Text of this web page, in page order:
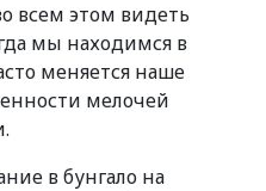
всем этом видеть
мы находимся в
меняется наше
мелочей
в бунгало на